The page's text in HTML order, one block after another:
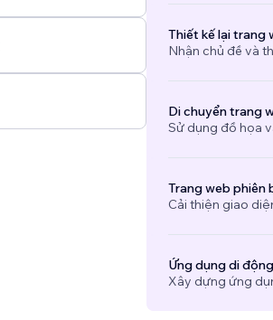
Thiết kế lại trang
Nhận chủ đề và
Di chuyển trang
Sử dụng đồ họa
Trang web phiên
Cải thiện giao
Ứng dụng di động
Xây dựng ứng